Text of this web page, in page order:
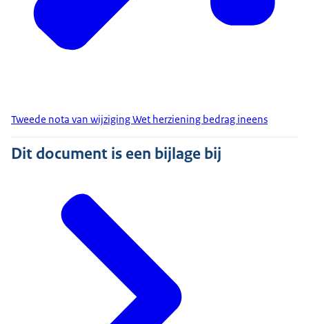
Tweede nota van wijziging Wet herziening bedrag ineens
Dit document is een bijlage bij